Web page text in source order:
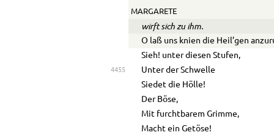
MARGARETE
wirft sich zu ihm.
O laß uns knien die Heil’gen
Sieh! unter diesen Stufen,
4455
Unter der Schwelle
Siedet die Hölle!
Der Böse,
Mit furchtbarem Grimme,
Macht ein Getöse!